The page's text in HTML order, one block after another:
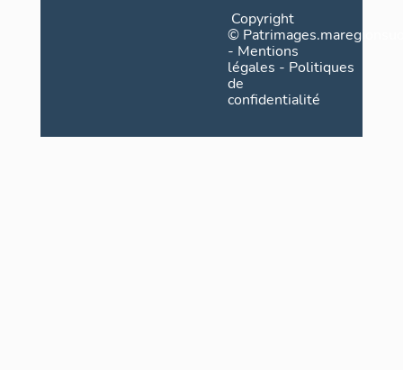
Copyright
©
- Mentions
légales - Politiques
de
confidentialité